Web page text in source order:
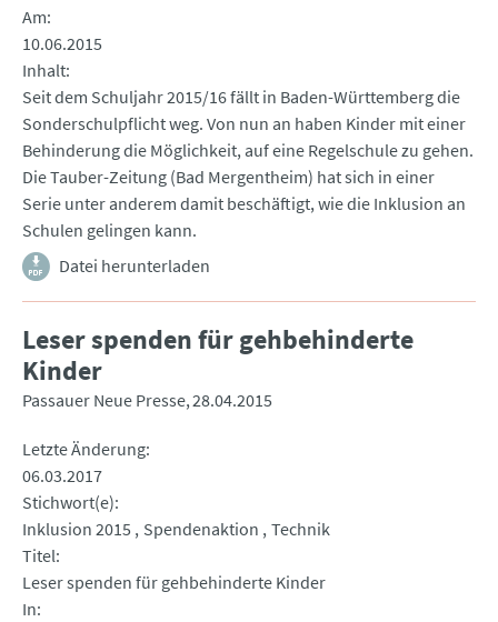
Am
10.06.2015
Inhalt
Seit dem Schuljahr 2015/16 fällt in Baden-Württemberg die
Sonderschulpflicht weg. Von nun an haben Kinder mit einer
Behinderung die Möglichkeit, auf eine Regelschule zu gehen.
Die Tauber-Zeitung (Bad Mergentheim) hat sich in einer
Serie unter anderem damit beschäftigt, wie die Inklusion an
Schulen gelingen kann.
Datei herunterladen
Leser spenden für gehbehinderte
Kinder
Passauer Neue Presse 28.04.2015
Letzte Änderung
06.03.2017
Stichwort(e)
Inklusion 2015
Spendenaktion Technik
Titel
Leser spenden für gehbehinderte Kinder
In